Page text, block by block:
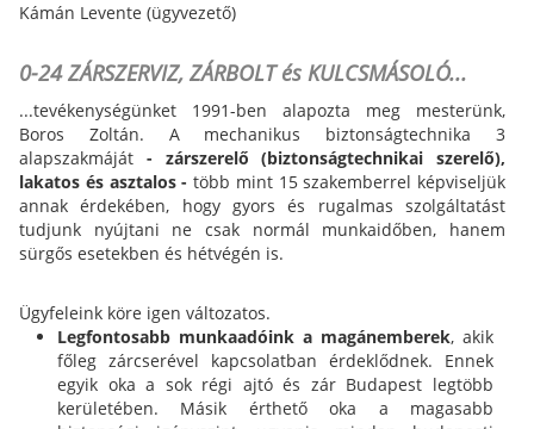
Kámán Levente (ügyvezető)
0-24 ZÁRSZERVIZ, ZÁRBOLT és KULCSMÁSOLÓ...
...tevékenységünket 1991-ben alapozta meg mesterünk,
Boros Zoltán. A mechanikus biztonságtechnika 3
alapszakmáját - zárszerelő (biztonságtechnikai szerelő),
lakatos és asztalos - több mint 15 szakemberrel képviseljük
annak érdekében, hogy gyors és rugalmas szolgáltatást
tudjunk nyújtani ne csak normál munkaidőben, hanem
sürgős esetekben és hétvégén is.
Ügyfeleink köre igen változatos.
Legfontosabb munkaadóink a magánemberek, akik
főleg zárcserével kapcsolatban érdeklődnek. Ennek
egyik oka a sok régi ajtó és zár Budapest legtöbb
kerületében. Másik érthető oka a magasabb